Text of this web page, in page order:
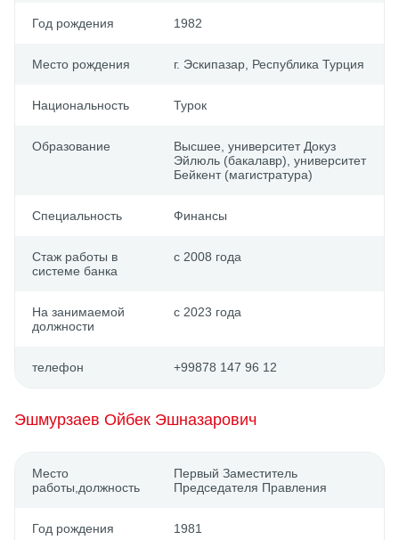
Год рождения 1982
Место рождения г. Эскипазар, Республика Турция
Национальность Турок
Образование
Выcшее, университет Докуз
Эйлюль (бакалавр), университет
Бейкент (магистратура)
Специальность Финансы
Стаж работы в
системе банка
с 2008 года
На занимаемой
должности
с 2023 года
телефон +99878 147 96 12
Эшмурзаев Ойбек Эшназарович
Место
работы,должность
Первый Заместитель
Председателя Правления
Год рождения 1981